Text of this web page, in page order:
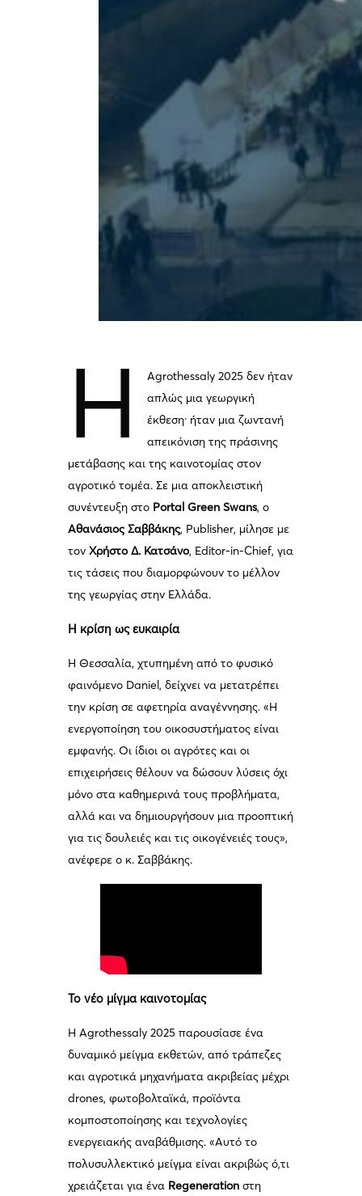
Η
Agrothessaly 2025 δεν ήταν
απλώς μια γεωργική
έκθεση· ήταν μια ζωντανή
απεικόνιση της πράσινης
μετάβασης και της καινοτομίας στον
αγροτικό τομέα. Σε μια αποκλειστική
συνέντευξη στο Portal Green Swans, ο
Αθανάσιος Σαββάκης, Publisher, μίλησε με
τονΧρήστο Δ. Κατσάνο, Editor-in-Chief, για
τις τάσεις που διαμορφώνουν το μέλλον
της γεωργίας στην Ελλάδα.
Η κρίση ως ευκαιρία
Η Θεσσαλία, χτυπημένη από το φυσικό
φαινόμενο Daniel, δείχνει να μετατρέπει
την κρίση σε αφετηρία αναγέννησης. «Η
ενεργοποίηση του οικοσυστήματος είναι
εμφανής. Οι ίδιοι οι αγρότες και οι
επιχειρήσεις θέλουν να δώσουν λύσεις όχι
μόνο στα καθημερινά τους προβλήματα,
αλλά και να δημιουργήσουν μια προοπτική
για τις δουλειές και τις οικογένειές τους»,
ανέφερε ο κ. Σαββάκης.
Το νέο μίγμα καινοτομίας
Η Agrothessaly 2025 παρουσίασε ένα
δυναμικό μείγμα εκθετών, από τράπεζες
και αγροτικά μηχανήματα ακριβείας μέχρι
drones, φωτοβολταϊκά, προϊόντα
κομποστοποίησης και τεχνολογίες
ενεργειακής αναβάθμισης. «Αυτό το
πολυσυλλεκτικό μείγμα είναι ακριβώς ό,τι
χρειάζεται για ένα Regeneration στη